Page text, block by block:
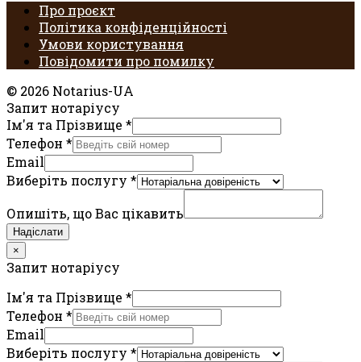
Про проєкт
Політика конфіденційності
Умови користування
Повідомити про помилку
© 2026 Notarius-UA
Запит нотаріусу
Ім'я та Прізвище *
Телефон *
Email
Виберіть послугу *
Опишіть, що Вас цікавить
Надіслати
×
Запит нотаріусу
Ім'я та Прізвище *
Телефон *
Email
Виберіть послугу *